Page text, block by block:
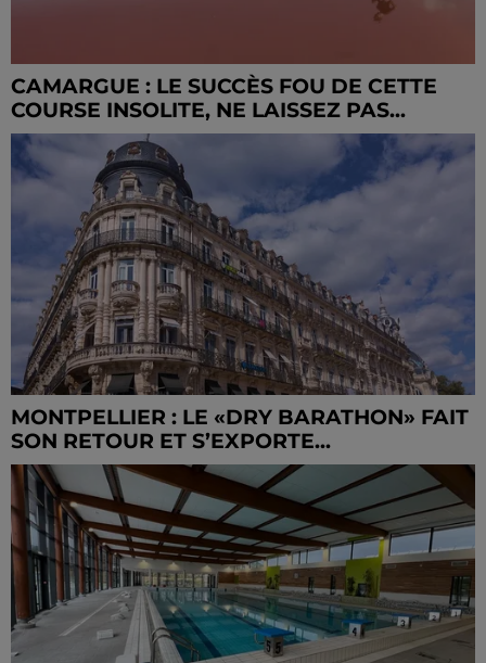
CAMARGUE : LE SUCCÈS FOU DE CETTE
COURSE INSOLITE, NE LAISSEZ PAS...
MONTPELLIER : LE «DRY BARATHON» FAIT
SON RETOUR ET S’EXPORTE...